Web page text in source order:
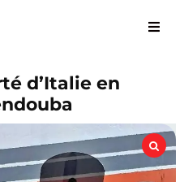
d’Italie en